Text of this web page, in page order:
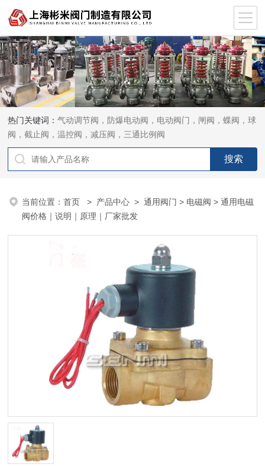
热门关键词：气动调节阀，防爆电动阀，电动阀门，闸阀，蝶阀，球
阀，截止阀，温控阀，减压阀，三通比例阀
当前位置：首页 > 产品中心 >通用阀门 > 电磁阀 > 通用电磁
阀价格｜说明｜原理｜厂家批发